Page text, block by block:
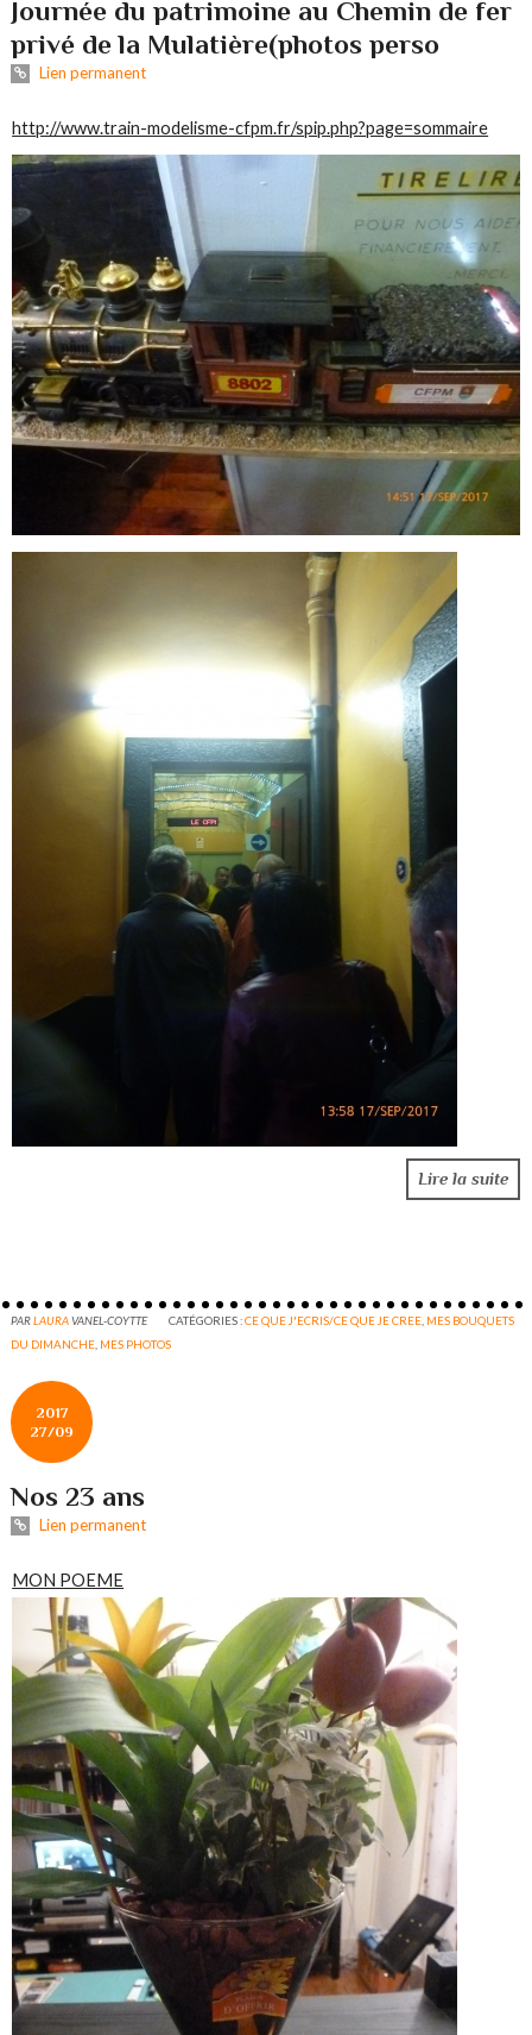
Journée du patrimoine au Chemin de fer
privé de la Mulatière(photos perso
Lien permanent
http://www.train-modelisme-cfpm.fr/spip.php?page=sommaire
Lire la suite
PARLAURAVANEL-COYTTE CATÉGORIES :CE QUE J'ECRIS/CE QUE JE CREE MES BOUQUETS
DU DIMANCHE MES PHOTOS
2017
27/09
Nos 23 ans
Lien permanent
MON POEME